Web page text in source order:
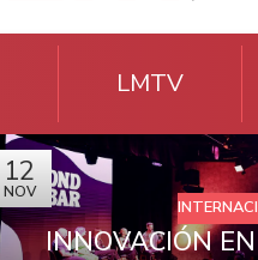
LMTV
12
NOV
INNOVACIÓN